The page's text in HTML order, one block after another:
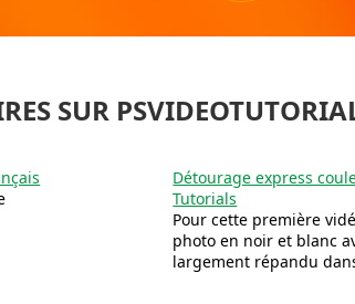
SUR
Détourage express
Tutorials
Pour cette première
photo en noir et blanc
largement répandu